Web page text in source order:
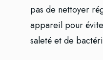
pas de nettoyer
appareil pour
saleté et de